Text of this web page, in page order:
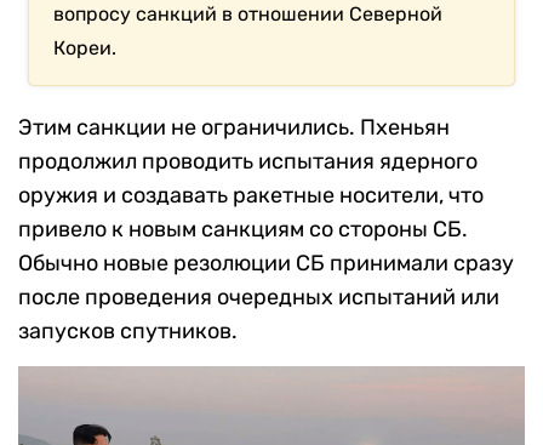
вопросу санкций в отношении Северной
Кореи.
Этим санкции не ограничились. Пхеньян
продолжил проводить испытания ядерного
оружия и создавать ракетные носители, что
привело к новым санкциям со стороны СБ.
Обычно новые резолюции СБ принимали сразу
после проведения очередных испытаний или
запусков спутников.